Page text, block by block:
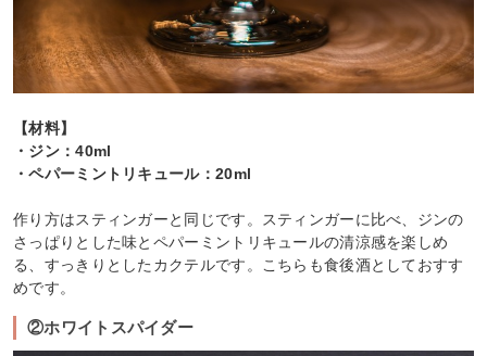
【材料】
・ジン：40ml
・ペパーミントリキュール：20ml
作り方はスティンガーと同じです。スティンガーに比べ、ジンの
さっぱりとした味とペパーミントリキュールの清涼感を楽しめ
る、すっきりとしたカクテルです。こちらも食後酒としておすす
めです。
②ホワイトスパイダー